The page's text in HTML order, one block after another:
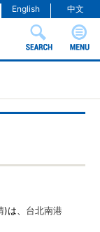
中文
English
)は、 台北南港